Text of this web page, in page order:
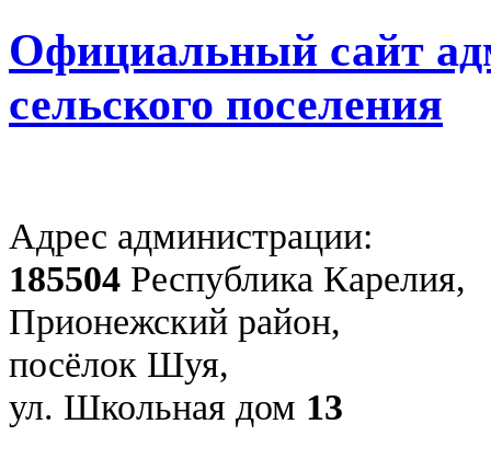
Официальный сайт
сельского поселения
Адрес администрации:
185504 Республика Карелия,
Прионежский район,
посёлок Шуя,
ул. Школьная дом 13